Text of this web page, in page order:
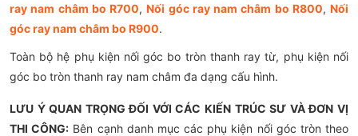
ray nam châm bo R700,Nối góc ray nam châm bo R800, Nối
góc ray nam châm bo R900.
Toàn bộ hệ phụ kiện nối góc bo tròn thanh ray từ, phụ kiện nối
góc bo tròn thanh ray nam châm đa dạng cấu hình.
LƯU Ý QUAN TRỌNG ĐỐI VỚI CÁC KIẾN TRÚC SƯ VÀ ĐƠN VỊ
THI CÔNG: Bên cạnh danh mục các phụ kiện nối góc tròn theo